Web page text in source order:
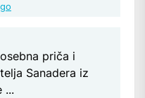
priča i
Sanadera iz
...